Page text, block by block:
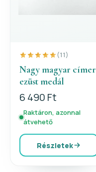
(11)
Nagy magyar címer
ezüst medál
6 490 Ft
Raktáron, azonnal
átvehető
Részletek